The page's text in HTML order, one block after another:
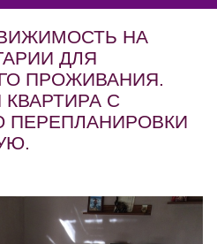
НА
ДЛЯ
ПРОЖИВАНИЯ.
С